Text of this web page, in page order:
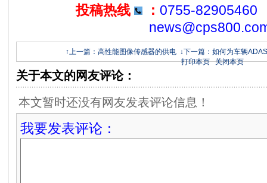
投稿热线
： 0755-82905460
↑上一篇：高性能图像传感器的供电 ↓下一篇：如何为车辆
打印本页
关闭本页
关于本文的网友评论：
本文暂时还没有网友发表评论信息！
我要发表评论：